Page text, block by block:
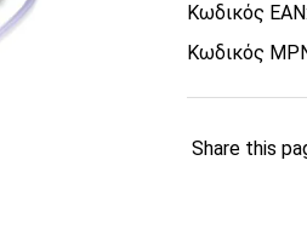
Κωδικός EAN:
Κωδικός
Share this